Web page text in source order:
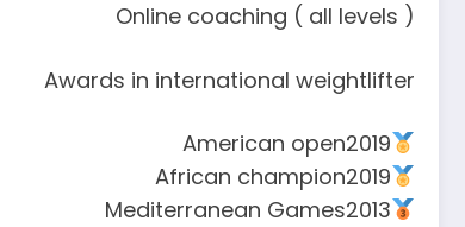
Online coaching ( all levels )
Awards in international weightlifter
American open2019
African champion2019
Mediterranean Games2013